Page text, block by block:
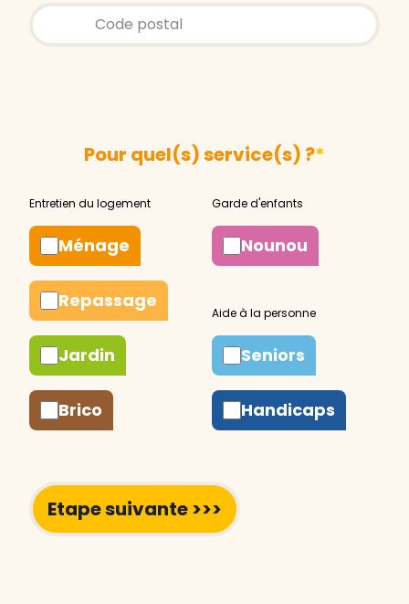
Store locator global - Autocompletion
Rechercher
Pour quel(s) service(s) ?*
Ménage
Repassage
Jardin
Brico
Nounou
Seniors
Handicaps